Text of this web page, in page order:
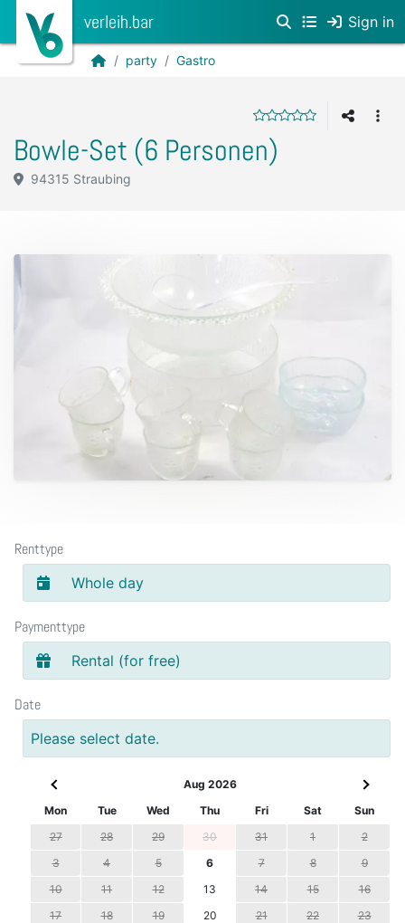
verleih.bar Sign in
party Gastro
Bowle-Set (6 Personen)
94315 Straubing
Renttype
Whole day
Paymenttype
Rental (for free)
Date
Please select date.
Aug 2026
Mon
Tue Wed Thu Fri Sat
Sun
27
28 29 30 31 1
2
3
4 5 6 7 8
9
10
11 12 13 14 15
16
17
18 19 20 21 22
23